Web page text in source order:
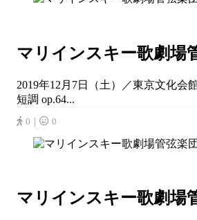
マリインスキー歌劇場
2019年12月7日（土）／東京文化会
短調 op.64...
0｜ 0
マリインスキー歌劇場